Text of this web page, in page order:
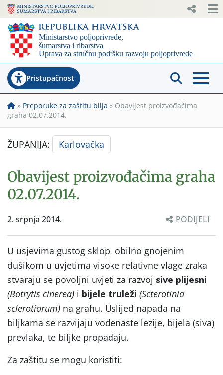
Pristupačnost
» Preporuke za zaštitu bilja » Obavijest proizvođačima
graha 02.07.2014.
ŽUPANIJA: Karlovačka
Obavijest proizvođačima graha
02.07.2014.
2. srpnja 2014. PODIJELI
U usjevima gustog sklop, obilno gnojenim
dušikom u uvjetima visoke relativne vlage zraka
stvaraju se povoljni uvjeti za razvoj sive plijesni
(Botrytis cinerea) i bijele truleži (Scterotinia
sclerotiorum) na grahu. Uslijed napada na
biljkama se razvijaju vodenaste lezije, bijela (siva)
prevlaka, te biljke propadaju.
Za zaštitu se mogu koristiti: